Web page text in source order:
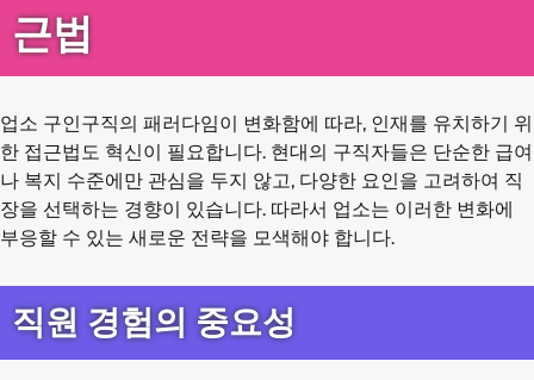
근법
업소 구인구직의 패러다임이 변화함에 따라, 인재를 유치하기 위
한 접근법도 혁신이 필요합니다. 현대의 구직자들은 단순한 급여
나 복지 수준에만 관심을 두지 않고, 다양한 요인을 고려하여 직
장을 선택하는 경향이 있습니다. 따라서 업소는 이러한 변화에
부응할 수 있는 새로운 전략을 모색해야 합니다.
직원 경험의 중요성